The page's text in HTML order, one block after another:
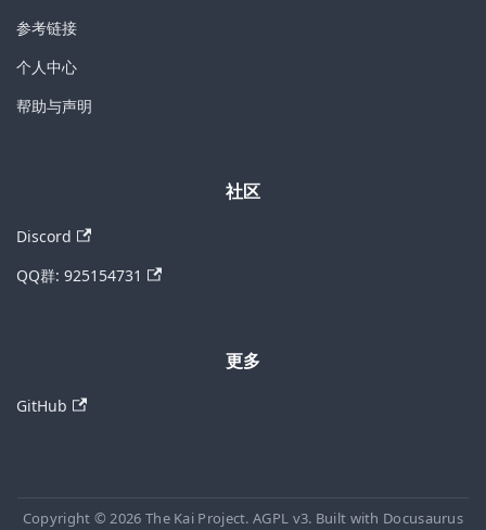
参考链接
个人中心
帮助与声明
社区
Discord
QQ群: 925154731
更多
GitHub
Copyright © 2026 The Kai Project. AGPL v3. Built with Docusaurus